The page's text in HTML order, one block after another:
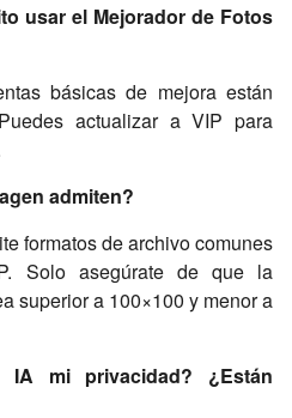
usar el Mejorador de Fotos
básicas de mejora están
actualizar a VIP para
admiten?
formatos de archivo comunes
Solo asegúrate de que la
superior a 100×100 y menor a
mi privacidad? ¿Están